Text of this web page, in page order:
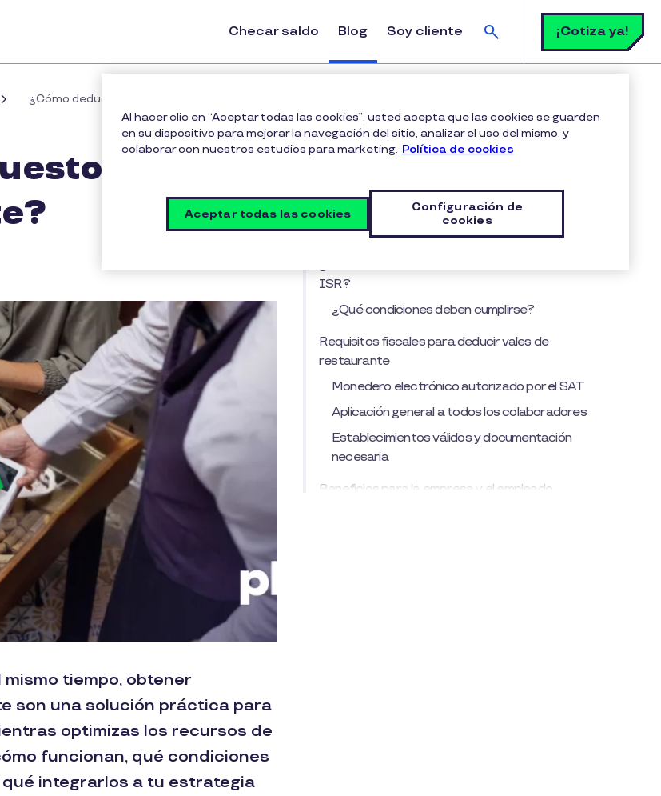
Checar saldo Blog Soy cliente
Buscar
¡Cotiza ya!
¿Cómo deducir impuestos con los vales de restaurante?
con los
tiempo, obtener
son una solución práctica para
optimizas los recursos de
funcionan, qué condiciones
qué integrarlos a tu estrategia
Tabla de contenido
Vales de restaurante: ¿Cómo deducir
impuestos con ellos?
¿Cuál es la deducibilidad de los vales de comida?
ISR?
¿Qué condiciones deben cumplirse?
Requisitos fiscales para deducir vales de
restaurante
Monedero electrónico autorizado por el SAT
Aplicación general a todos los colaboradores
Establecimientos válidos y documentación
necesaria
Beneficios para la empresa y el empleado
Al hacer clic en “Aceptar todas las cookies”, usted acepta que las cookies se guarden
en su dispositivo para mejorar la navegación del sitio, analizar el uso del mismo, y
colaborar con nuestros estudios para marketing. Política de cookies
Configuración de
cookies
Aceptar todas las cookies